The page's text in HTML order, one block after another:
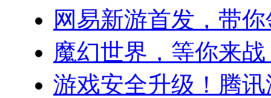
网易新游首发，带
魔幻世界，等你来战
游戏安全升级！腾